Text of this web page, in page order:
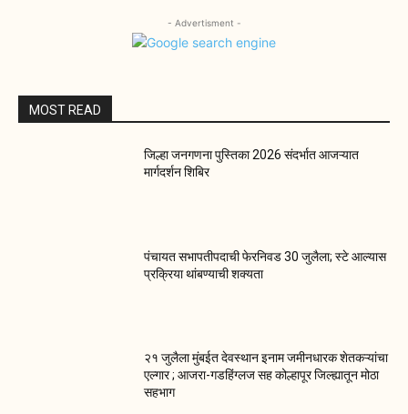
- Advertisment -
MOST READ
जिल्हा जनगणना पुस्तिका 2026 संदर्भात आजऱ्यात
मार्गदर्शन शिबिर
पंचायत सभापतीपदाची फेरनिवड 30 जुलैला; स्टे आल्यास
प्रक्रिया थांबण्याची शक्यता
२१ जुलैला मुंबईत देवस्थान इनाम जमीनधारक शेतकऱ्यांचा
एल्गार ; आजरा-गडहिंग्लज सह कोल्हापूर जिल्ह्यातून मोठा
सहभाग